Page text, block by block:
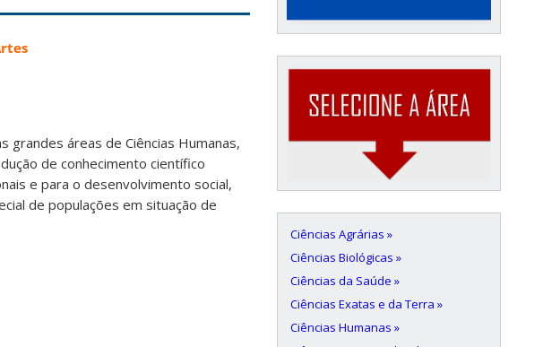
grandes áreas de Ciências Humanas,
de conhecimento científico
e para o desenvolvimento social,
de populações em situação de
Ciências Agrárias »
Ciências Biológicas »
Ciências da Saúde »
Ciências Exatas e da Terra »
Ciências Humanas »